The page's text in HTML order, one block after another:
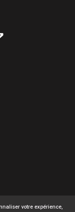
votre expérience,